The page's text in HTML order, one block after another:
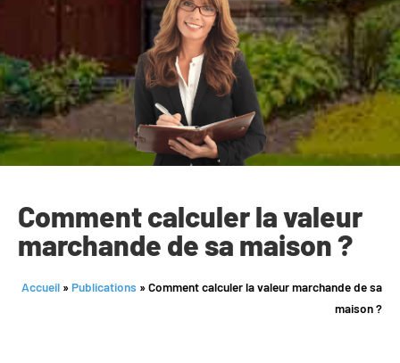
Comment calculer la valeur
marchande de sa maison ?
Accueil » Publications »Comment calculer la valeur marchande de sa
maison ?